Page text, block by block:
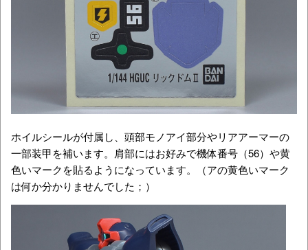
ホイルシールが付属し、頭部モノアイ部分やリアアーマーの
一部装甲を補います。肩部にはお好みで機体番号（56）や黄
色いマークを貼るようになっています。（アの黄色いマーク
は何か分かりませんでした；）